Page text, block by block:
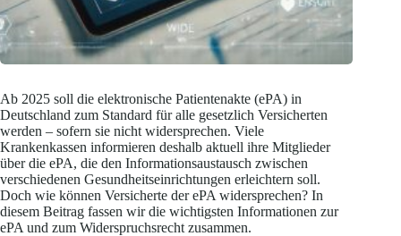
Ab 2025 soll die elektronische Patientenakte (ePA) in
Deutschland zum Standard für alle gesetzlich Versicherten
werden – sofern sie nicht widersprechen. Viele
Krankenkassen informieren deshalb aktuell ihre Mitglieder
über die ePA, die den Informationsaustausch zwischen
verschiedenen Gesundheitseinrichtungen erleichtern soll.
Doch wie können Versicherte der ePA widersprechen? In
diesem Beitrag fassen wir die wichtigsten Informationen zur
ePA und zum Widerspruchsrecht zusammen.